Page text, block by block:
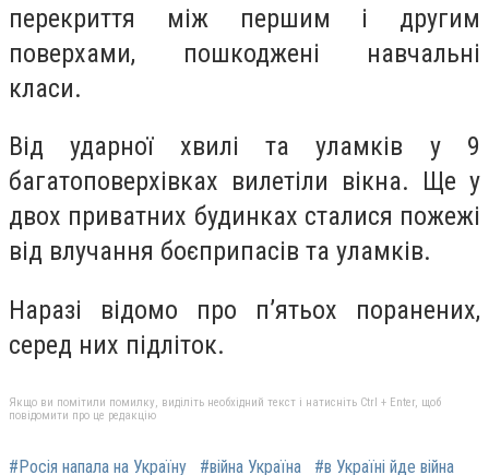
перекриття між першим і другим
поверхами, пошкоджені навчальні
класи.
Від ударної хвилі та уламків у 9
багатоповерхівках вилетіли вікна. Ще у
двох приватних будинках сталися пожежі
від влучання боєприпасів та уламків.
Наразі відомо про п’ятьох поранених,
серед них підліток.
Якщо ви помітили помилку, виділіть необхідний текст і натисніть Ctrl + Enter, щоб
повідомити про це редакцію
#Росія напала на Україну #війна Україна #в Україні йде війна